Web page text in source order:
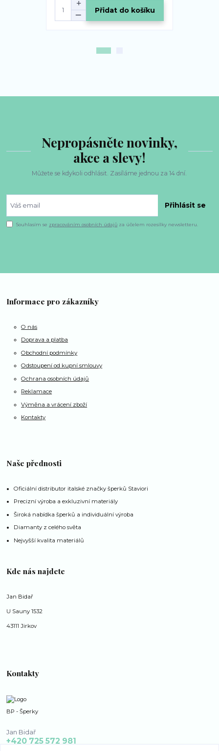
Přidat do košíku
Nepropásněte novinky,
akce a slevy!
Můžete se kdykoli odhlásit. Zasíláme jednou za 14 dní.
Přihlásit se
Souhlasím se zpracováním osobních údajů za účelem rozesílky newsletteru.
Informace pro zákazníky
O nás
Doprava a platba
Obchodní podmínky
Odstoupení od kupní smlouvy
Ochrana osobních údajů
Reklamace
Výměna a vrácení zboží
Kontakty
Naše přednosti
Oficiální distributor italské značky šperků Staviori
Precizní výroba a exkluzivní materiály
Široká nabídka šperků a individuální výroba
Diamanty z celého světa
Nejvyšší kvalita materiálů
Kde nás najdete
Jan Bidař
U Sauny 1532
43111 Jirkov
Kontakty
BP - Šperky
Jan Bidař
+420 725 572 981